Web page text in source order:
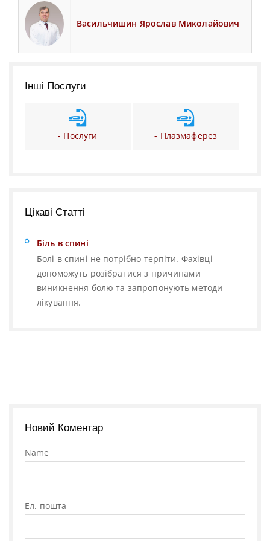
Васильчишин Ярослав Миколайович
Інші Послуги
- Послуги - Плазмаферез
Цікаві Статті
Біль в спині
Болі в спині не потрібно терпіти. Фахівці
допоможуть розібратися з причинами
виникнення болю та запропонують методи
лікування.
Новий Коментар
Name
Ел. пошта